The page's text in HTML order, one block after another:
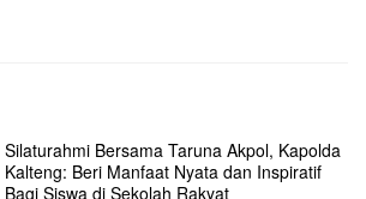
Silaturahmi Bersama Taruna Akpol, Kapolda
Kalteng: Beri Manfaat Nyata dan Inspiratif
Bagi Siswa di Sekolah Rakyat